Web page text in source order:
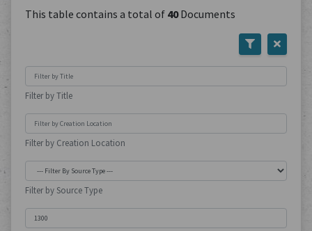
This table contains a total of 40Documents
Filter by Title
Filter by Creation Location
Filter by Source Type